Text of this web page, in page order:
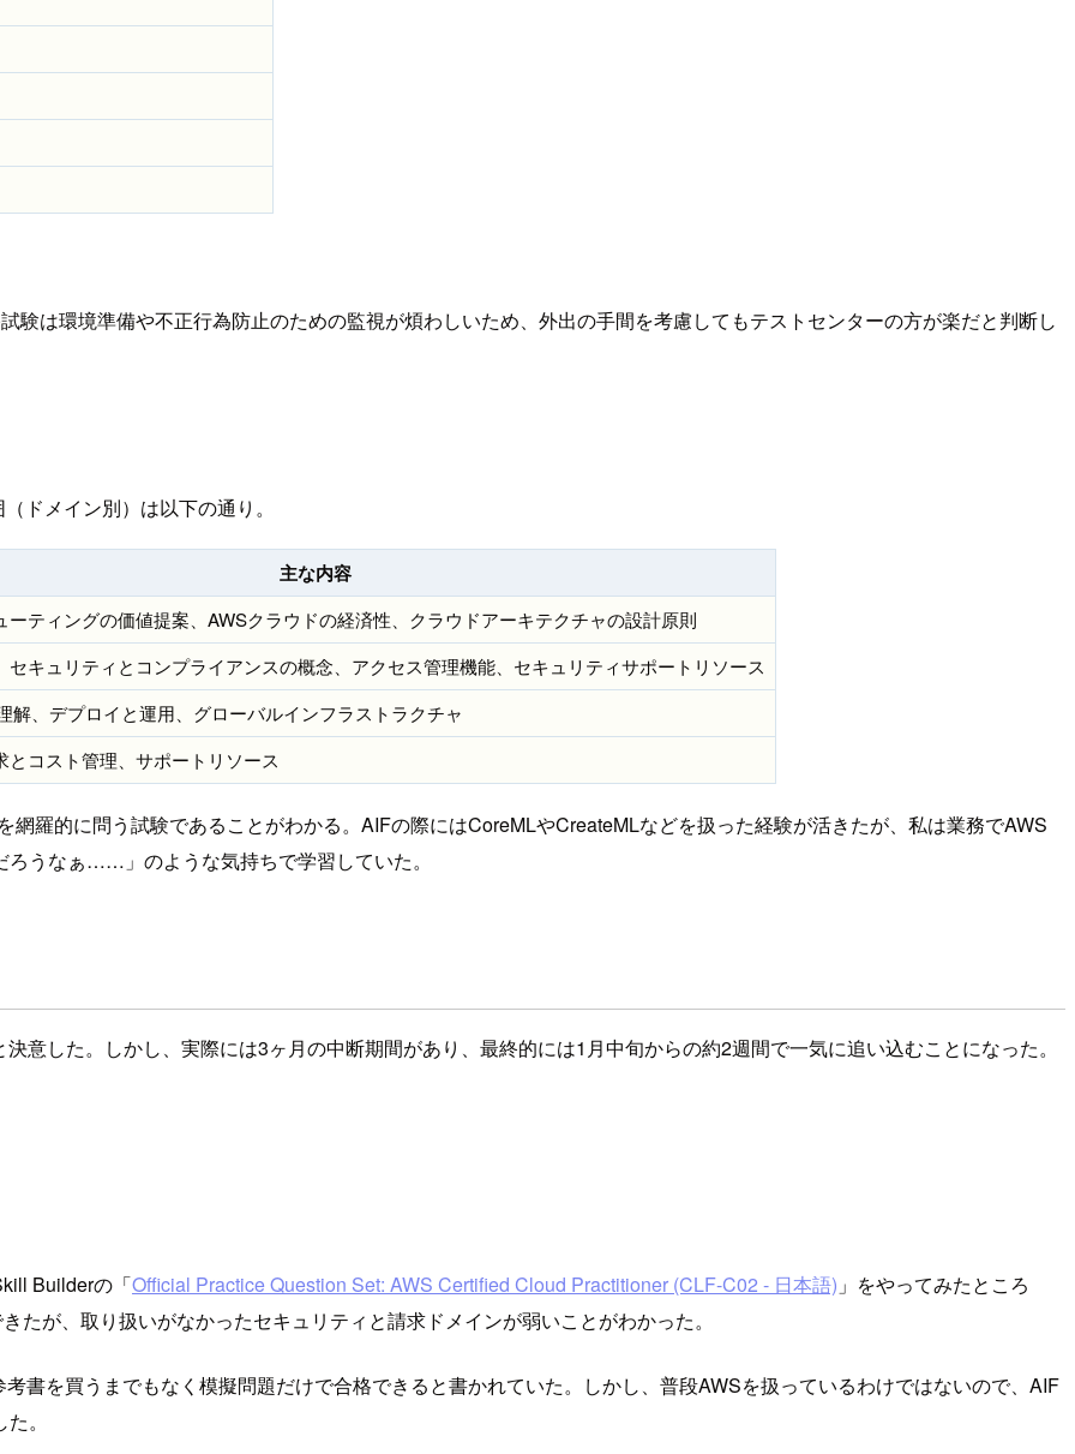
験は環境準備や不正行為防止のための監視が煩わしいため、外出の手間を考慮してもテストセンターの方が楽だと判断し
ドメイン別）は以下の通り。
主な内容
ーティングの価値提案、AWSクラウドの経済性、クラウドアーキテクチャの設計原則
セキュリティとコンプライアンスの概念、アクセス管理機能、セキュリティサポートリソース
解、デプロイと運用、グローバルインフラストラクチャ
とコスト管理、サポートリソース
羅的に問う試験であることがわかる。AIFの際にはCoreMLやCreateMLなどを扱った経験が活きたが、私は業務でAWS
うなぁ……」のような気持ちで学習していた。
意した。しかし、実際には3ヶ月の中断期間があり、最終的には1月中旬からの約2週間で一気に追い込むことになった。
Builderの「Official Practice Question Set: AWS Certified Cloud Practitioner (CLF-C02 - 日本語) 」をやってみたところ
が、取り扱いがなかったセキュリティと請求ドメインが弱いことがわかった。
書を買うまでもなく模擬問題だけで合格できると書かれていた。しかし、普段AWSを扱っているわけではないので、AIF
。